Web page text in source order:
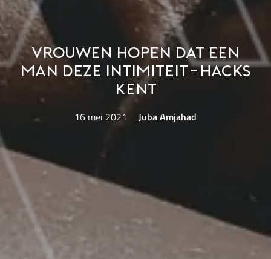
Vrouwen hopen dat een
man deze intimiteit-hacks
kent
16 mei 2021 Juba Amjahad